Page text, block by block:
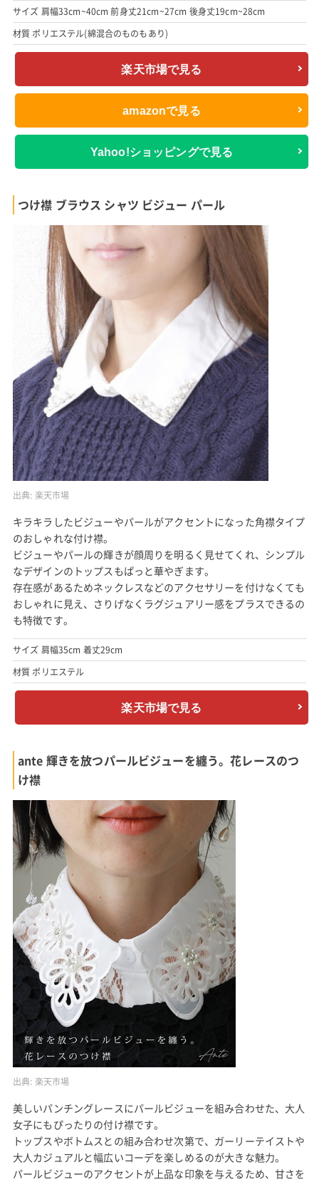
サイズ 肩幅33cm~40cm 前身丈21cm~27cm 後身丈19cm~28cm
材質 ポリエステル(綿混合のものもあり)
楽天市場で見る
amazonで見る
Yahoo!ショッピングで見る
つけ襟 ブラウス シャツ ビジュー パール
出典: 楽天市場
キラキラしたビジューやパールがアクセントになった角襟タイプ
のおしゃれな付け襟。
ビジューやパールの輝きが顔周りを明るく見せてくれ、シンプル
なデザインのトップスもぱっと華やぎます。
存在感があるためネックレスなどのアクセサリーを付けなくても
おしゃれに見え、さりげなくラグジュアリー感をプラスできるの
も特徴です。
サイズ 肩幅35cm 着丈29cm
材質 ポリエステル
楽天市場で見る
ante 輝きを放つパールビジューを纏う。花レースのつ
け襟
出典: 楽天市場
美しいパンチングレースにパールビジューを組み合わせた、大人
女子にもぴったりの付け襟です。
トップスやボトムスとの組み合わせ次第で、ガーリーテイストや
大人カジュアルと幅広いコーデを楽しめるのが大きな魅力。
パールビジューのアクセントが上品な印象を与えるため、甘さを